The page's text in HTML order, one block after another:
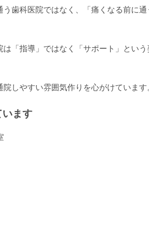
歯科医院ではなく、「痛くなる前に通
「指導」ではなく「サポート」という
しやすい雰囲気作りを心がけています
います